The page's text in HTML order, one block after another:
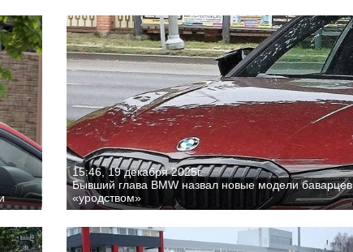
15:46, 19 декабря 2025г.
Бывший глава BMW назвал новые модели баварцев
«уродством»